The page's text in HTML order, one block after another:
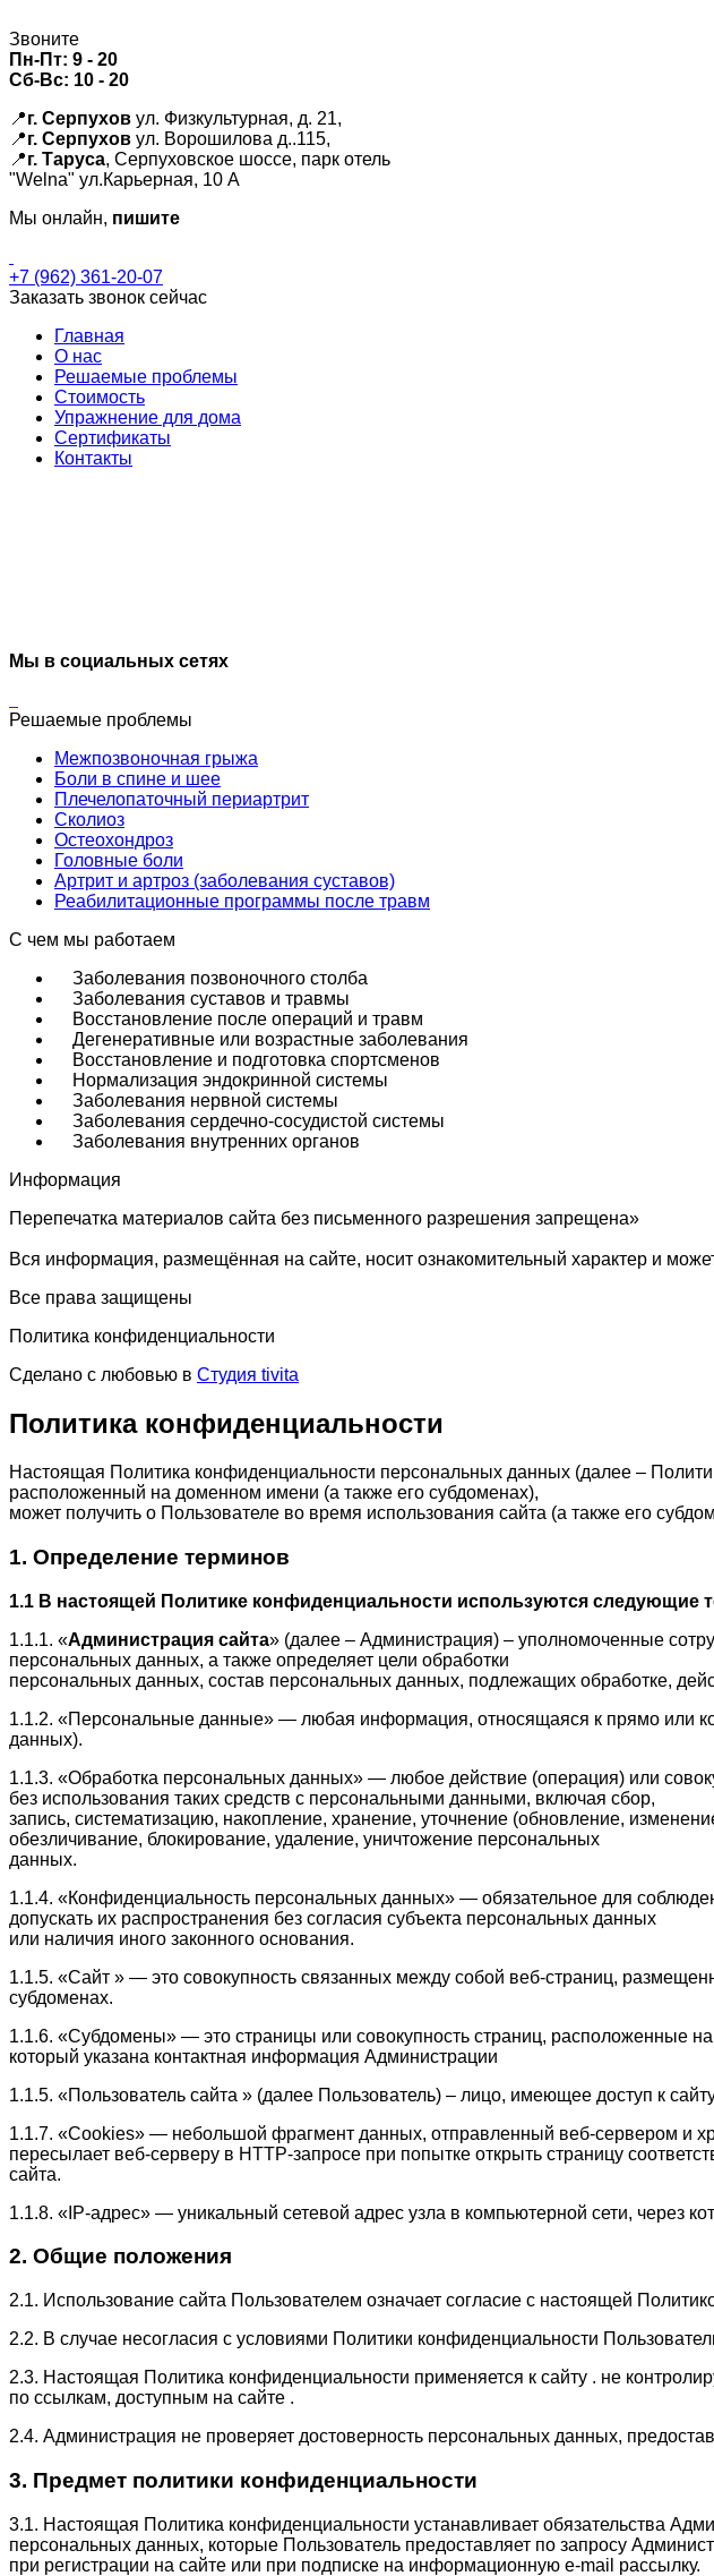
Звоните
Пн-Пт: 9 - 20
Сб-Вс: 10 - 20
📍г. Серпухов ул. Физкультурная, д. 21,
📍г. Серпухов ул. Ворошилова д..115,
📍г. Таруса, Серпуховское шоссе, парк отель
"Welna" ул.Карьерная, 10 А
Мы онлайн, пишите
+7 (962) 361-20-07
Заказать звонок сейчас
Главная
О нас
Решаемые проблемы
Стоимость
Упражнение для дома
Сертификаты
Контакты
Мы в социальных сетях
Решаемые проблемы
Межпозвоночная грыжа
Боли в спине и шее
Плечелопаточный периартрит
Сколиоз
Остеохондроз
Головные боли
Артрит и артроз (заболевания суставов)
Реабилитационные программы после травм
С чем мы работаем
Заболевания позвоночного столба
Заболевания суставов и травмы
Восстановление после операций и травм
Дегенеративные или возрастные заболевания
Восстановление и подготовка спортсменов
Нормализация эндокринной системы
Заболевания нервной системы
Заболевания сердечно-сосудистой системы
Заболевания внутренних органов
Информация
Перепечатка материалов сайта без письменного разрешения запрещена»
Вся информация, размещённая на сайте, носит ознакомительный характер и
Все права защищены
Политика конфиденциальности
Сделано с любовью в Студия tivita
Политика конфиденциальности
Настоящая Политика конфиденциальности персональных данных (далее –
расположенный на доменном имени (а также его субдоменах),
может получить о Пользователе во время использования сайта (а также его
1. Определение терминов
1.1 В настоящей Политике конфиденциальности используются следующие
1.1.1. «Администрация сайта» (далее – Администрация) – уполномоченные
персональных данных, а также определяет цели обработки
персональных данных, состав персональных данных, подлежащих обработке,
1.1.2. «Персональные данные» — любая информация, относящаяся к прямо или
данных).
1.1.3. «Обработка персональных данных» — любое действие (операция) или
без использования таких средств с персональными данными, включая сбор,
запись, систематизацию, накопление, хранение, уточнение (обновление,
обезличивание, блокирование, удаление, уничтожение персональных
данных.
1.1.4. «Конфиденциальность персональных данных» — обязательное для
допускать их распространения без согласия субъекта персональных данных
или наличия иного законного основания.
1.1.5. «Сайт » — это совокупность связанных между собой веб-страниц,
субдоменах.
1.1.6. «Субдомены» — это страницы или совокупность страниц, расположенные
который указана контактная информация Администрации
1.1.5. «Пользователь сайта » (далее Пользователь) – лицо, имеющее доступ к
1.1.7. «Cookies» — небольшой фрагмент данных, отправленный веб-сервером и
пересылает веб-серверу в HTTP-запросе при попытке открыть страницу
сайта.
1.1.8. «IP-адрес» — уникальный сетевой адрес узла в компьютерной сети, через
2. Общие положения
2.1. Использование сайта Пользователем означает согласие с настоящей
2.2. В случае несогласия с условиями Политики конфиденциальности
2.3. Настоящая Политика конфиденциальности применяется к сайту . не
по ссылкам, доступным на сайте .
2.4. Администрация не проверяет достоверность персональных данных,
3. Предмет политики конфиденциальности
3.1. Настоящая Политика конфиденциальности устанавливает обязательства
персональных данных, которые Пользователь предоставляет по запросу
при регистрации на сайте или при подписке на информационную e-mail рассылку.